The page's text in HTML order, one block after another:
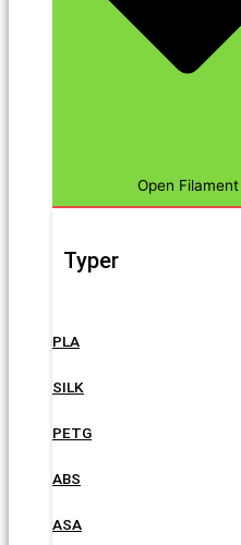
Open Filament
Typer
PLA
SILK
PETG
ABS
ASA